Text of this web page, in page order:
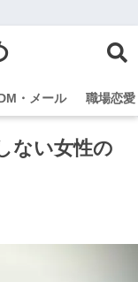
・メール 職場恋愛
ない女性の